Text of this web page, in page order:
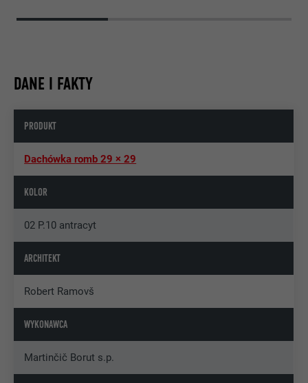
DANE I FAKTY
PRODUKT
Dachówka romb 29 × 29
KOLOR
02 P.10 antracyt
ARCHITEKT
Robert Ramovš
WYKONAWCA
Martinčič Borut s.p.